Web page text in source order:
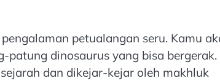
petualangan seru. Kamu
dinosaurus yang bisa bergerak.
dan dikejar-kejar oleh makhluk